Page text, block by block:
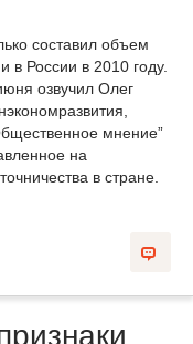
составил объем
в России в 2010 году.
озвучил Олег
мнение”
на
в стране.